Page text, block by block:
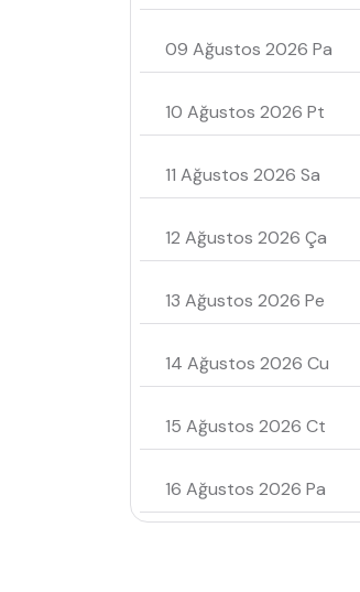
09 Ağustos 2026 Pa
10 Ağustos 2026 Pt
11 Ağustos 2026 Sa
12 Ağustos 2026 Ça
13 Ağustos 2026 Pe
14 Ağustos 2026 Cu
15 Ağustos 2026 Ct
16 Ağustos 2026 Pa